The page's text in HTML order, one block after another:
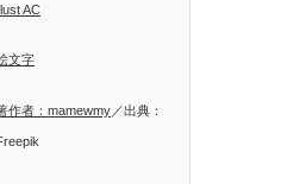
AC
文字
作者：mamewmy ／出典：